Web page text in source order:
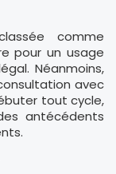
comme
pour un usage
Néanmoins,
avec
tout cycle,
antécédents